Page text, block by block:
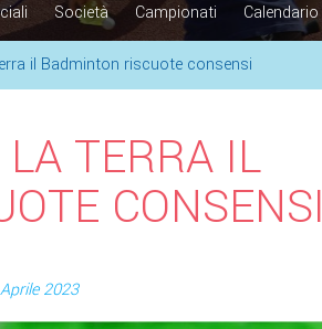
Società Campionati Calendario
il Badminton riscuote consensi
TERRA IL
CONSENSI
2023